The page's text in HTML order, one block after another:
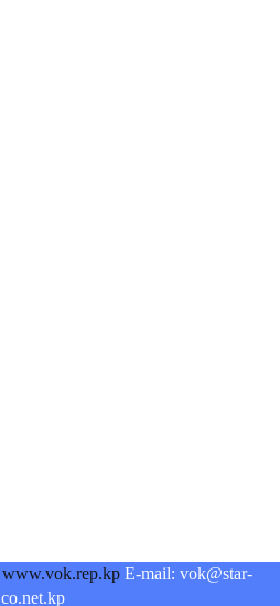
www.vok.rep.kp E-mail: vok@star-
co.net.kp